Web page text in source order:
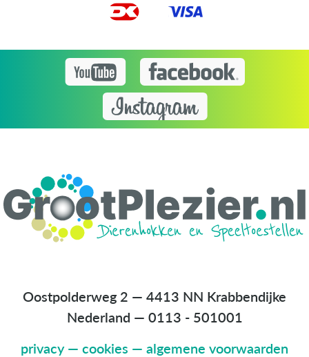
Oostpolderweg 2 — 4413 NN Krabbendijke
Nederland — 0113 - 501001
privacy— cookies — algemene voorwaarden